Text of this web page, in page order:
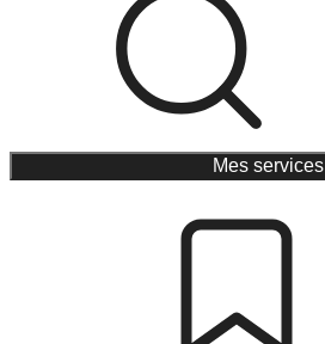
Mes services